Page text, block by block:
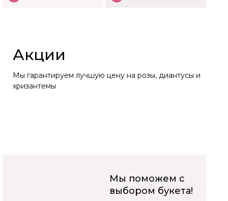
Акции
Мы гарантируем лучшую цену на розы, диантусы и
хризантемы
Мы поможем с
выбором букета!